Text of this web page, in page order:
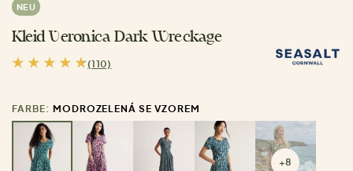
NEU
Kleid Veronica Dark Wreckage
(110)
FARBE: MODROZELENÁ SE VZOREM
+8